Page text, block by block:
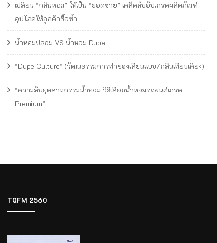
เปลี่ยน “กลิ่นหอม” ให้เป็น “ยอดขาย” เคล็ดลับอัปเกรดผลิตภัณฑ์
อุปโภคให้ลูกค้าซื้อซ้ำ
น้ำหอมปลอม VS น้ำหอม Dupe
“Dupe Culture” (วัฒนธรรมการทำของเลียนแบบ/กลิ่นเทียบเคียง)
“ความลับอุตสาหกรรมน้ำหอม วิธีเลือกน้ำหอมรถยนต์เกรด
Premium”
TQFM 2560